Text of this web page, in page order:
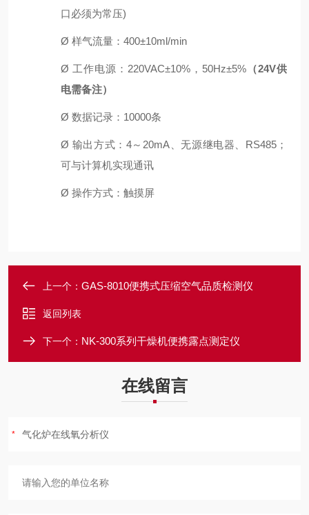
口必须为常压)
Ø 样气流量： 400±10ml/min
Ø 工作电源： 220VAC±10%，50Hz±5% （24V供
电需备注）
Ø 数据记录： 10000条
Ø 输出方式： 4～20mA、无源继电器、 RS485 ；
可与计算机实现通讯
Ø 操作方式：触摸屏
上一个： GAS-8010便携式压缩空气品质检测仪
返回列表
下一个： NK-300系列干燥机便携露点测定仪
在线留言